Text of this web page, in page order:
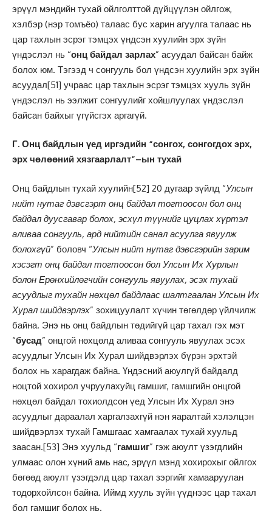
эрүүл мэндийн тухай ойлголттой дүйцүүлэн ойлгож,
хэлбэр (нэр томъёо) талаас бус харин агуулга талаас нь
цар тахлын эсрэг тэмцэх үндсэн хуулийн эрх зүйн
үндэслэл нь “онц байдал зарлах” асуудал байсан байж
болох юм. Тэгээд ч сонгууль бол үндсэн хуулийн эрх зүйн
асуудал[51] учраас цар тахлын эсрэг тэмцэх хууль зүйн
үндэслэл нь ээлжит сонгуулийг хойшлуулах үндэслэл
байсан байхыг үгүйсгэх аргагүй.
Г. Онц байдлын үед иргэдийн “сонгох, сонгогдох эрх,
эрх чөлөөний хязгаарлалт”–ын тухай
Онц байдлын тухай хуулийн[52] 20 дугаар зүйлд “Улсын
нийт нутаг дэвсгэрт онц байдал тогтоосон бол онц
байдал дуусгавар болох, эсхүл түүнийг цуцлах хүртэл
аливаа сонгууль, ард нийтийн санал асуулга явуулж
болохгүй” боловч “Улсын нийт нутаг дэвсгэрийн зарим
хэсэгт онц байдал тогтоосон бол Улсын Их Хурлын
болон Ерөнхийлөгчийн сонгууль явуулах, эсэх тухай
асуудлыг тухайн нөхцөл байдлаас шалтгаалан Улсын Их
Хурал шийдвэрлэх” зохицуулалт хүчин төгөлдөр үйлчилж
байна. Энэ нь онц байдлын төдийгүй цар тахал гэх мэт
“бусад” онцгой нөхцөлд аливаа сонгууль явуулах эсэх
асуудлыг Улсын Их Хурал шийдвэрлэх бүрэн эрхтэй
болох нь харагдаж байна. Үндэсний аюулгүй байдалд
ноцтой хохирол учруулахуйц гамшиг, гамшгийн онцгой
нөхцөл байдал тохиолдсон үед Улсын Их Хурал энэ
асуудлыг дараалал харгалзахгүй нэн яаралтай хэлэлцэн
шийдвэрлэх тухай Гамшгаас хамгаалах тухай хуульд
заасан.[53] Энэ хуульд “гамшиг” гэж аюулт үзэгдлийн
улмаас олон хүний амь нас, эрүүл мэнд хохирохыг ойлгох
бөгөөд аюулт үзэгдэлд цар тахал зэргийг хамааруулан
тодорхойлсон байна. Иймд хууль зүйн үүднээс цар тахал
бол гамшиг болох нь.